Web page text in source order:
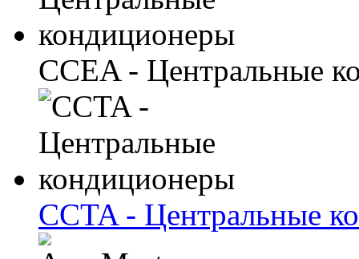
CCEA - Центральные
CCTA - Центральные